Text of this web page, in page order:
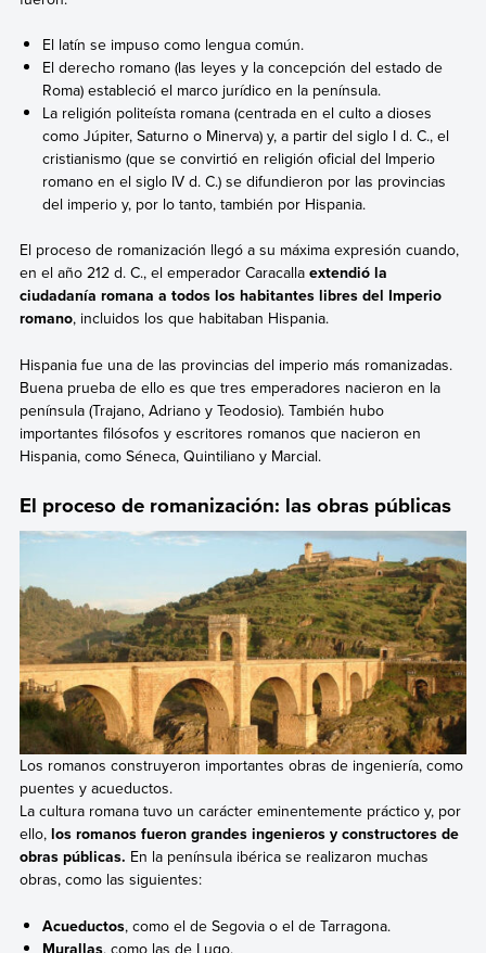
El latín se impuso como lengua común.
El derecho romano (las leyes y la concepción del estado de
Roma) estableció el marco jurídico en la península.
La religión politeísta romana (centrada en el culto a dioses
como Júpiter, Saturno o Minerva) y, a partir del siglo I d. C., el
cristianismo (que se convirtió en religión oficial del Imperio
romano en el siglo IV d. C.) se difundieron por las provincias
del imperio y, por lo tanto, también por Hispania.
El proceso de romanización llegó a su máxima expresión cuando,
en el año 212 d. C., el emperador Caracalla extendió la
ciudadanía romana a todos los habitantes libres del Imperio
romano, incluidos los que habitaban Hispania.
Hispania fue una de las provincias del imperio más romanizadas.
Buena prueba de ello es que tres emperadores nacieron en la
península (Trajano, Adriano y Teodosio). También hubo
importantes filósofos y escritores romanos que nacieron en
Hispania, como Séneca, Quintiliano y Marcial.
El proceso de romanización: las obras públicas
Los romanos construyeron importantes obras de ingeniería, como
puentes y acueductos.
La cultura romana tuvo un carácter eminentemente práctico y, por
ello, los romanos fueron grandes ingenieros y constructores de
obras públicas. En la península ibérica se realizaron muchas
obras, como las siguientes:
Acueductos, como el de Segovia o el de Tarragona.
Murallas, como las de Lugo.